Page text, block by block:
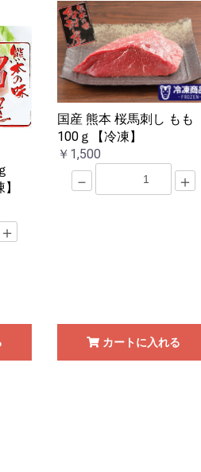
＋
国産 熊本 桜馬刺し もも
100ｇ【冷凍】
￥1,500
－ ＋
カートに入れる